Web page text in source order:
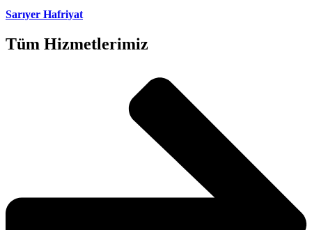
Sarıyer Hafriyat
Tüm Hizmetlerimiz